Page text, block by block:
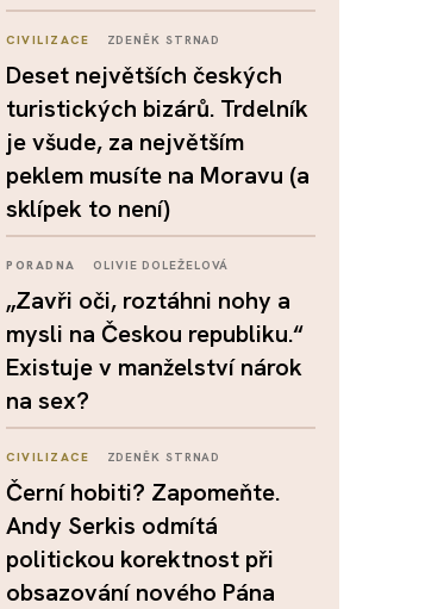
CIVILIZACE ZDENĚK STRNAD
Deset největších českých
turistických bizárů. Trdelník
je všude, za největším
peklem musíte na Moravu (a
sklípek to není)
PORADNA OLIVIE DOLEŽELOVÁ
„Zavři oči, roztáhni nohy a
mysli na Českou republiku.“
Existuje v manželství nárok
na sex?
CIVILIZACE ZDENĚK STRNAD
Černí hobiti? Zapomeňte.
Andy Serkis odmítá
politickou korektnost při
obsazování nového Pána